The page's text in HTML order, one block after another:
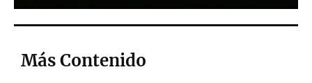
Más Contenido